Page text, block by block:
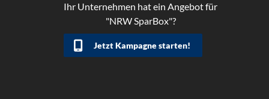
Ihr Unternehmen hat ein Angebot für
"NRW SparBox"?
Jetzt Kampagne starten!